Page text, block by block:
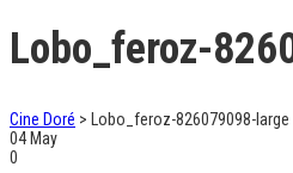
Lobo_feroz-
Cine Doré >
Lobo_feroz-826079098-large
04 May
0